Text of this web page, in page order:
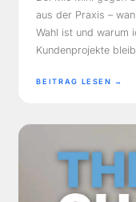
aus der Praxis –
Wahl ist und warum
Kundenprojekte
BEITRAG LESEN →